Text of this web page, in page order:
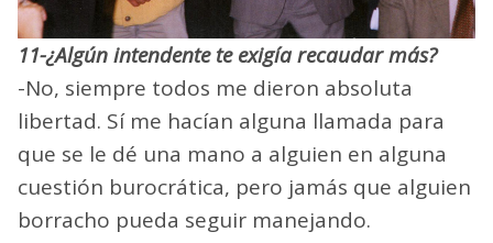
11-¿Algún intendente te exigía recaudar más?
-No, siempre todos me dieron absoluta
libertad. Sí me hacían alguna llamada para
que se le dé una mano a alguien en alguna
cuestión burocrática, pero jamás que alguien
borracho pueda seguir manejando.